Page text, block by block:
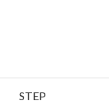
STEP